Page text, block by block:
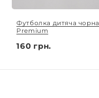
Футболка дитяча чорна
Premium
160 грн.